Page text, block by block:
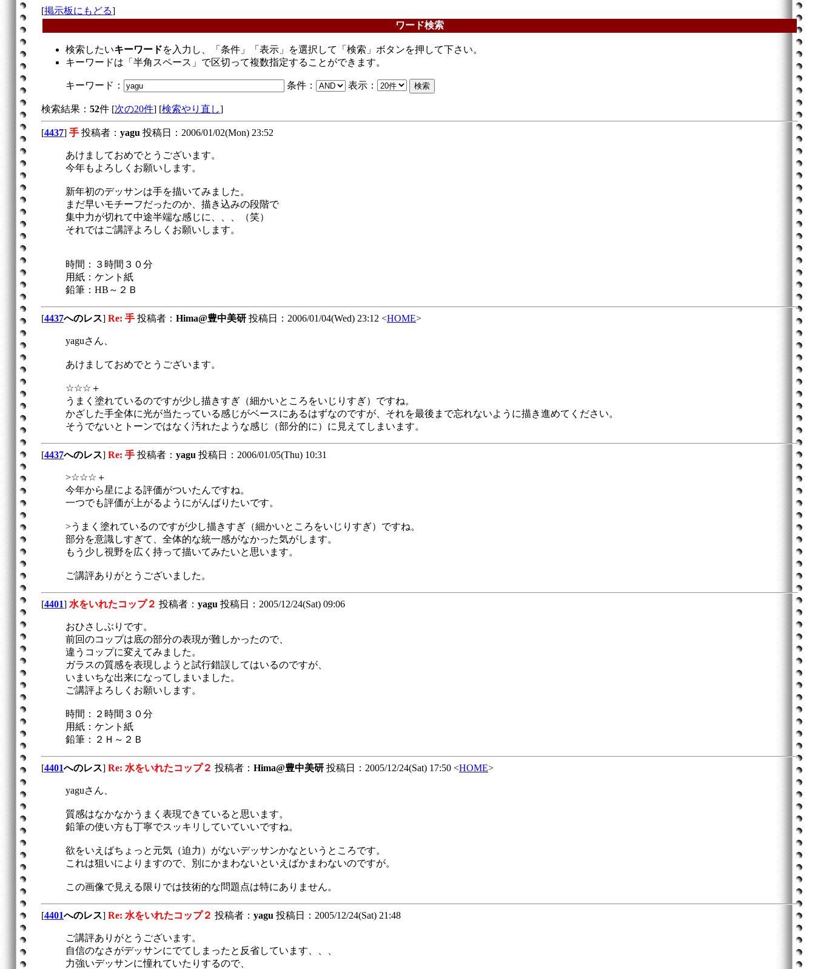
[掲示板にもどる]
ワード検索
検索したいキーワードを入力し、「条件」「表示」を選択して「検索」ボタンを押して下さい。
キーワードは「半角スペース」で区切って複数指定することができます。
キーワード： 条件： 表示：
検索結果： 52件 [次の20件] [検索やり直し]
[4437] 手 投稿者： yagu 投稿日：2006/01/02(Mon) 23:52
あけましておめでとうございます。
今年もよろしくお願いします。
新年初のデッサンは手を描いてみました。
まだ早いモチーフだったのか、描き込みの段階で
集中力が切れて中途半端な感じに、、、（笑）
それではご講評よろしくお願いします。
時間：３時間３０分
用紙：ケント紙
鉛筆：HB～２Ｂ
[4437へのレス] Re: 手 投稿者： Hima@豊中美研 投稿日：2006/01/04(Wed) 23:12 <HOME>
yaguさん、
あけましておめでとうございます。
☆☆☆＋
うまく塗れているのですが少し描きすぎ（細かいところをいじりすぎ）ですね。
かざした手全体に光が当たっている感じがベースにあるはずなのですが、それを最後まで忘れないように描き進めてください。
そうでないとトーンではなく汚れたような感じ（部分的に）に見えてしまいます。
[4437へのレス] Re: 手 投稿者： yagu 投稿日：2006/01/05(Thu) 10:31
>☆☆☆＋
今年から星による評価がついたんですね。
一つでも評価が上がるようにがんばりたいです。
>うまく塗れているのですが少し描きすぎ（細かいところをいじりすぎ）ですね。
部分を意識しすぎて、全体的な統一感がなかった気がします。
もう少し視野を広く持って描いてみたいと思います。
ご講評ありがとうございました。
[4401] 水をいれたコップ２ 投稿者： yagu 投稿日：2005/12/24(Sat) 09:06
おひさしぶりです。
前回のコップは底の部分の表現が難しかったので、
違うコップに変えてみました。
ガラスの質感を表現しようと試行錯誤してはいるのですが、
いまいちな出来になってしまいました。
ご講評よろしくお願いします。
時間：２時間３０分
用紙：ケント紙
鉛筆：２Ｈ～２Ｂ
[4401へのレス] Re: 水をいれたコップ２ 投稿者： Hima@豊中美研 投稿日：2005/12/24(Sat) 17:50 <HOME>
yaguさん、
質感はなかなかうまく表現できていると思います。
鉛筆の使い方も丁寧でスッキリしていていいですね。
欲をいえばちょっと元気（迫力）がないデッサンかなというところです。
これは狙いによりますので、別にかまわないといえばかまわないのですが。
この画像で見える限りでは技術的な問題点は特にありません。
[4401へのレス] Re: 水をいれたコップ２ 投稿者： yagu 投稿日：2005/12/24(Sat) 21:48
ご講評ありがとうございます。
自信のなさがデッサンにでてしまったと反省しています、、、
力強いデッサンに憧れていたりするので、